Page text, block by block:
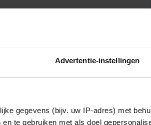
Advertentie-instellingen
gegevens (bijv. uw IP-adres) met
te gebruiken met als doel